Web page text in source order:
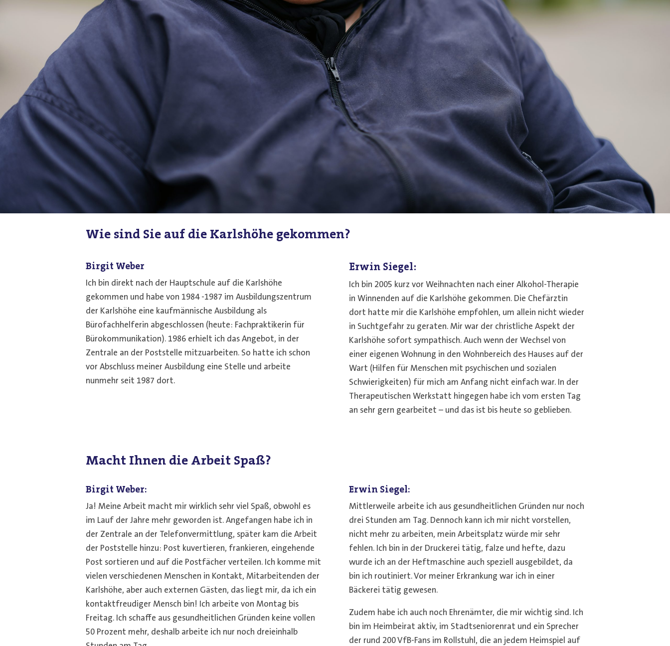
Wie sind Sie auf die Karlshöhe gekommen?
Birgit Weber
Ich bin direkt nach der Hauptschule auf die Karlshöhe
gekommen und habe von 1984 -1987 im Ausbildungszentrum
der Karlshöhe eine kaufmännische Ausbildung als
Bürofachhelferin abgeschlossen (heute: Fachpraktikerin für
Bürokommunikation). 1986 erhielt ich das Angebot, in der
Zentrale an der Poststelle mitzuarbeiten. So hatte ich schon
vor Abschluss meiner Ausbildung eine Stelle und arbeite
nunmehr seit 1987 dort.
Erwin Siegel:
Ich bin 2005 kurz vor Weihnachten nach einer Alkohol-Therapie
in Winnenden auf die Karlshöhe gekommen. Die Chefärztin
dort hatte mir die Karlshöhe empfohlen, um allein nicht wieder
in Suchtgefahr zu geraten. Mir war der christliche Aspekt der
Karlshöhe sofort sympathisch. Auch wenn der Wechsel von
einer eigenen Wohnung in den Wohnbereich des Hauses auf der
Wart (Hilfen für Menschen mit psychischen und sozialen
Schwierigkeiten) für mich am Anfang nicht einfach war. In der
Therapeutischen Werkstatt hingegen habe ich vom ersten Tag
an sehr gern gearbeitet – und das ist bis heute so geblieben.
Macht Ihnen die Arbeit Spaß?
Birgit Weber:
Ja! Meine Arbeit macht mir wirklich sehr viel Spaß, obwohl es
im Lauf der Jahre mehr geworden ist. Angefangen habe ich in
der Zentrale an der Telefonvermittlung, später kam die Arbeit
der Poststelle hinzu: Post kuvertieren, frankieren, eingehende
Post sortieren und auf die Postfächer verteilen. Ich komme mit
vielen verschiedenen Menschen in Kontakt, Mitarbeitenden der
Karlshöhe, aber auch externen Gästen, das liegt mir, da ich ein
kontaktfreudiger Mensch bin! Ich arbeite von Montag bis
Freitag. Ich schaffe aus gesundheitlichen Gründen keine vollen
50 Prozent mehr, deshalb arbeite ich nur noch dreieinhalb
Erwin Siegel:
Mittlerweile arbeite ich aus gesundheitlichen Gründen nur noch
drei Stunden am Tag. Dennoch kann ich mir nicht vorstellen,
nicht mehr zu arbeiten, mein Arbeitsplatz würde mir sehr
fehlen. Ich bin in der Druckerei tätig, falze und hefte, dazu
wurde ich an der Heftmaschine auch speziell ausgebildet, da
bin ich routiniert. Vor meiner Erkrankung war ich in einer
Bäckerei tätig gewesen.
Zudem habe ich auch noch Ehrenämter, die mir wichtig sind. Ich
bin im Heimbeirat aktiv, im Stadtseniorenrat und ein Sprecher
der rund 200 VfB-Fans im Rollstuhl, die an jedem Heimspiel auf